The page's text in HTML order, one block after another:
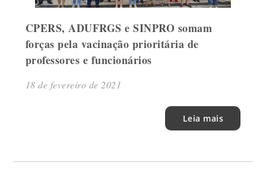
CPERS, ADUFRGS e SINPRO somam
forças pela vacinação prioritária de
professores e funcionários
18 de fevereiro de 2021
Leia mais